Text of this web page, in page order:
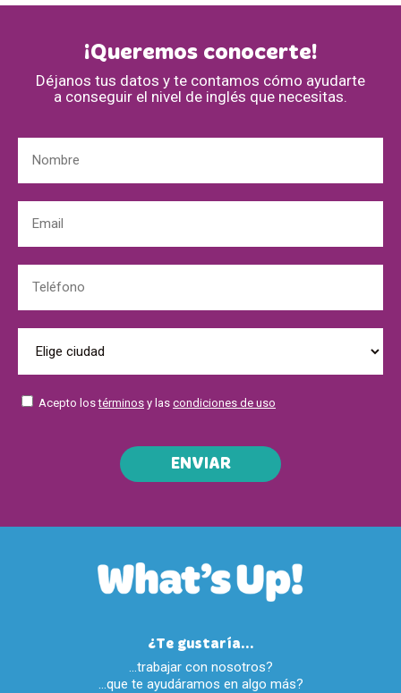
¡Queremos conocerte!
Déjanos tus datos y te contamos cómo ayudarte
a conseguir el nivel de inglés que necesitas.
Acepto lostérminos y las condiciones de uso
ENVIAR
¿Te gustaría...
…trabajar con nosotros?
…que te ayudáramos en algo más?